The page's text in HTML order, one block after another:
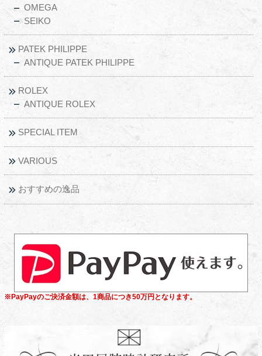
OMEGA
SEIKO
PATEK PHILIPPE
ANTIQUE PATEK PHILIPPE
ROLEX
ANTIQUE ROLEX
SPECIAL ITEM
VARIOUS
おすすめの逸品
※PayPayのご決済金額は、1商品につき50万円となります。